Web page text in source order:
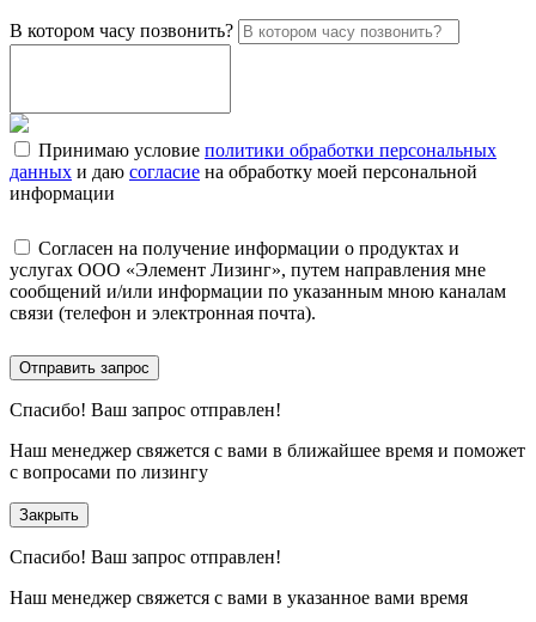
В котором часу позвонить?
Принимаю условие политики обработки персональных
данных и даю согласие на обработку моей персональной
информации
Согласен на получение информации о продуктах и
услугах ООО «Элемент Лизинг», путем направления мне
сообщений и/или информации по указанным мною каналам
связи (телефон и электронная почта).
Отправить запрос
Спасибо! Ваш запрос отправлен!
Наш менеджер свяжется с вами в ближайшее время и поможет
с вопросами по лизингу
Закрыть
Спасибо! Ваш запрос отправлен!
Наш менеджер свяжется с вами в указанное вами время